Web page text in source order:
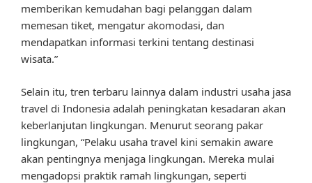
memberikan kemudahan bagi pelanggan dalam
memesan tiket, mengatur akomodasi, dan
mendapatkan informasi terkini tentang destinasi
wisata.”
Selain itu, tren terbaru lainnya dalam industri usaha jasa
travel di Indonesia adalah peningkatan kesadaran akan
keberlanjutan lingkungan. Menurut seorang pakar
lingkungan, “Pelaku usaha travel kini semakin aware
akan pentingnya menjaga lingkungan. Mereka mulai
mengadopsi praktik ramah lingkungan, seperti